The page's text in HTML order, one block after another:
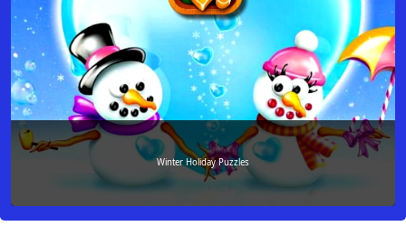
Winter Holiday Puzzles